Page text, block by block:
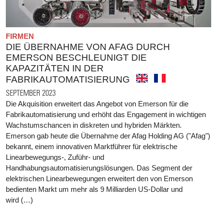
FIRMEN
DIE ÜBERNAHME VON AFAG DURCH
EMERSON BESCHLEUNIGT DIE
KAPAZITÄTEN IN DER
FABRIKAUTOMATISIERUNG
SEPTEMBER 2023
Die Akquisition erweitert das Angebot von Emerson für die
Fabrikautomatisierung und erhöht das Engagement in wichtigen
Wachstumschancen in diskreten und hybriden Märkten.
Emerson gab heute die Übernahme der Afag Holding AG ("Afag")
bekannt, einem innovativen Marktführer für elektrische
Linearbewegungs-, Zuführ- und
Handhabungsautomatisierungslösungen. Das Segment der
elektrischen Linearbewegungen erweitert den von Emerson
bedienten Markt um mehr als 9 Milliarden US-Dollar und
wird (…)